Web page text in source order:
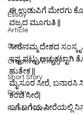
Essay
Article
Song
Creative Writing
Short Story
Poetry
Fiction Novel
ಈ ಉಡುಪಿಗೆ ಮೇರಗು
ವಜ್ರದ ಮೂಗುತಿ ||
ಸೀರೆ ನಮ್ಮ ದೇಶದ
ಇಷ್ಟ ಪಟ್ಟು
ಹುತೇಕ ||
ಮೈಸೂರ ಸೀರೆ, ಬನಾರಸಿ
ಕಂಚಿ ಸೀರೆ|
ಬಗೆ ಬಗೆಯ ಸೀರೆಯಲ್ಲಿ